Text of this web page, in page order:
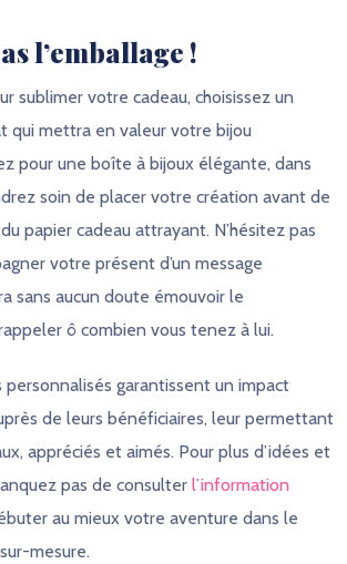
l’emballage !
sublimer votre cadeau, choisissez un
qui mettra en valeur votre bijou
pour une boîte à bijoux élégante, dans
soin de placer votre création avant de
papier cadeau attrayant. N’hésitez pas
votre présent d’un message
sans aucun doute émouvoir le
ô combien vous tenez à lui.
personnalisés garantissent un impact
de leurs bénéficiaires, leur permettant
appréciés et aimés. Pour plus d’idées et
pas de consulter l’information
au mieux votre aventure dans le
mesure.